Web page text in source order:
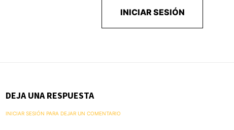
INICIAR SESIÓN
DEJA UNA RESPUESTA
INICIAR SESIÓN PARA DEJAR UN COMENTARIO